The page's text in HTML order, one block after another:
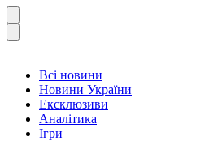
Всі новини
Новини України
Ексклюзиви
Аналітика
Ігри